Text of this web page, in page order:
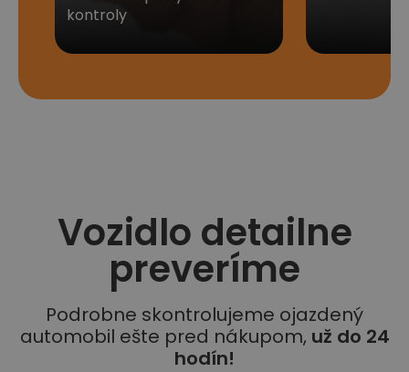
kontroly
Vozidlo detailne
preveríme
Podrobne skontrolujeme ojazdený
automobil ešte pred nákupom, už do 24
hodín!